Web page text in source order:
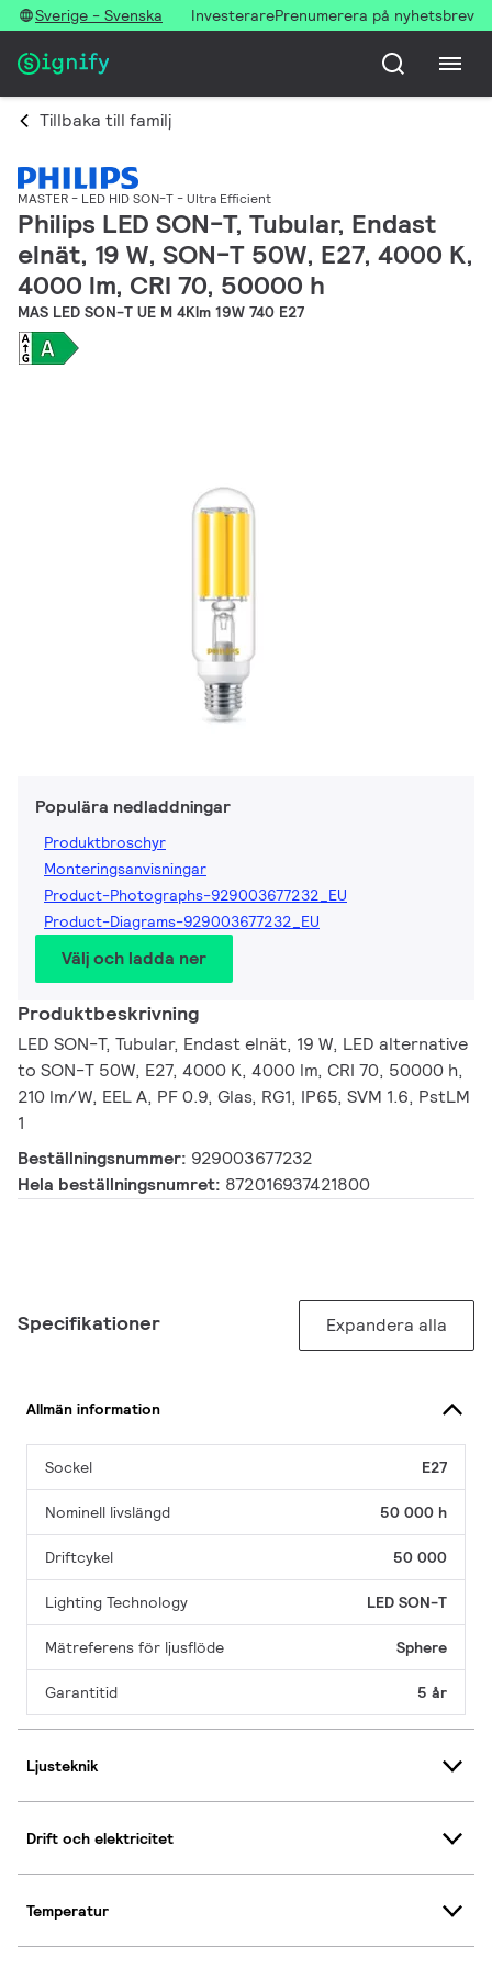
Sverige - Svenska InvesterarePrenumerera på nyhetsbrev
Tillbaka till familj
MASTER - LED HID SON-T - Ultra Efficient
Philips LED SON-T, Tubular, Endast
elnät, 19 W, SON-T 50W, E27, 4000 K,
4000 lm, CRI 70, 50000 h
MAS LED SON-T UE M 4Klm 19W 740 E27
Populära nedladdningar
Produktbroschyr
Monteringsanvisningar
Product-Photographs-929003677232_EU
Product-Diagrams-929003677232_EU
Välj och ladda ner
Produktbeskrivning
LED SON-T, Tubular, Endast elnät, 19 W, LED alternative
to SON-T 50W, E27, 4000 K, 4000 lm, CRI 70, 50000 h,
210 lm/W, EEL A, PF 0.9, Glas, RG1, IP65, SVM 1.6, PstLM
1
Beställningsnummer: 929003677232
Hela beställningsnumret: 872016937421800
Specifikationer Expandera alla
Allmän information
Sockel E27
Nominell livslängd 50 000 h
Driftcykel 50 000
Lighting Technology LED SON-T
Mätreferens för ljusflöde Sphere
Garantitid 5 år
Ljusteknik
Drift och elektricitet
Temperatur